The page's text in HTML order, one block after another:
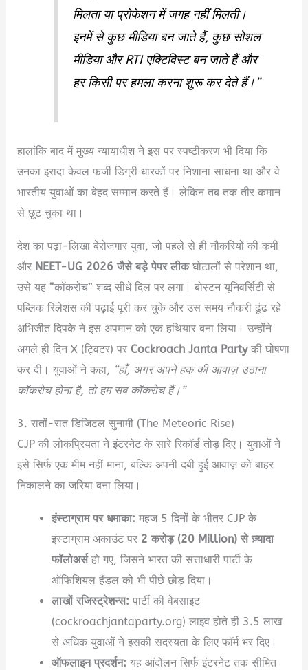
मिलता या प्रोफेशन में जगह नहीं मिलती।
इनमें से कुछ मीडिया बन जाते हैं, कुछ सोशल
मीडिया और RTI एक्टिविस्ट बन जाते हैं और
हर किसी पर हमला करना शुरू कर देते हैं।”
हालांकि बाद में मुख्य न्यायाधीश ने इस पर स्पष्टीकरण भी दिया कि
उनका इरादा केवल फर्जी डिग्री धारकों पर निशाना साधना था और वे
भारतीय युवाओं का बेहद सम्मान करते हैं। लेकिन तब तक तीर कमान
से छूट चुका था।
देश का पढ़ा-लिखा बेरोजगार युवा, जो पहले से ही नौकरियों की कमी
और NEET-UG 2026 जैसे बड़े पेपर लीकघोटालों से परेशान था,
उसे यह “कॉकरोच” शब्द सीधे दिल पर लगा। बोस्टन यूनिवर्सिटी से
पब्लिक रिलेशंस की पढ़ाई पूरी कर चुके और उस समय नौकरी ढूंढ रहे
अभिजीत दिपके ने इस अपमान को एक हथियार बना लिया। उन्होंने
अगले ही दिन X (ट्विटर) पर Cockroach Janta Partyकी घोषणा
कर दी। युवाओं ने कहा, “हाँ, अगर अपने हक की आवाज़ उठाना
कॉकरोच होना है, तो हम सब कॉकरोच हैं।”
3. रातों-रात डिजिटल सुनामी (The Meteoric Rise)
CJP की लोकप्रियता ने इंटरनेट के सारे रिकॉर्ड तोड़ दिए। युवाओं ने
इसे सिर्फ एक मीम नहीं माना, बल्कि अपनी दबी हुई आवाज़ को बाहर
निकालने का जरिया बना लिया।
इंस्टाग्राम पर धमाका: महज 5 दिनों के भीतर CJP के
इंस्टाग्राम अकाउंट पर 2 करोड़ (20 Million) से ज़्यादा
फॉलोअर्सहो गए, जिसने भारत की सत्ताधारी पार्टी के
ऑफिशियल हैंडल को भी पीछे छोड़ दिया।
लाखों रजिस्ट्रेशन्स: पार्टी की वेबसाइट
(cockroachjantaparty.org) लाइव होते ही 3.5 लाख
से अधिक युवाओं ने इसकी सदस्यता के लिए फॉर्म भर दिए।
ऑफलाइन प्रदर्शन: यह आंदोलन सिर्फ इंटरनेट तक सीमित